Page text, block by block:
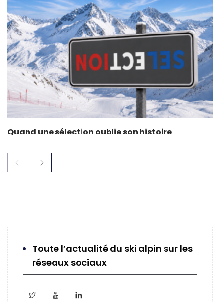
Quand une sélection oublie son histoire
Toute l’actualité du ski alpin sur les
réseaux sociaux